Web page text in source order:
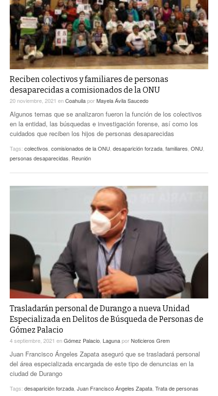
Reciben colectivos y familiares de personas
desaparecidas a comisionados de la ONU
20 noviembre, 2021 enCoahuilaporMayela Ávila Saucedo
Algunos temas que se analizaron fueron la función de los colectivos
en la entidad, las búsquedas e investigación forense, así como los
cuidados que reciben los hijos de personas desaparecidas
Tags: colectivos, comisionados de la ONU, desaparición forzada, familiares, ONU,
personas desaparecidas, Reunión
Trasladarán personal de Durango a nueva Unidad
Especializada en Delitos de Búsqueda de Personas de
Gómez Palacio
4 septiembre, 2021 enGómez Palacio LagunaporNoticieros Grem
Juan Francisco Ángeles Zapata aseguró que se trasladará personal
del área especializada encargada de este tipo de denuncias en la
ciudad de Durango
Tags: desaparición forzada Juan Francisco Ángeles Zapata Trata de personas